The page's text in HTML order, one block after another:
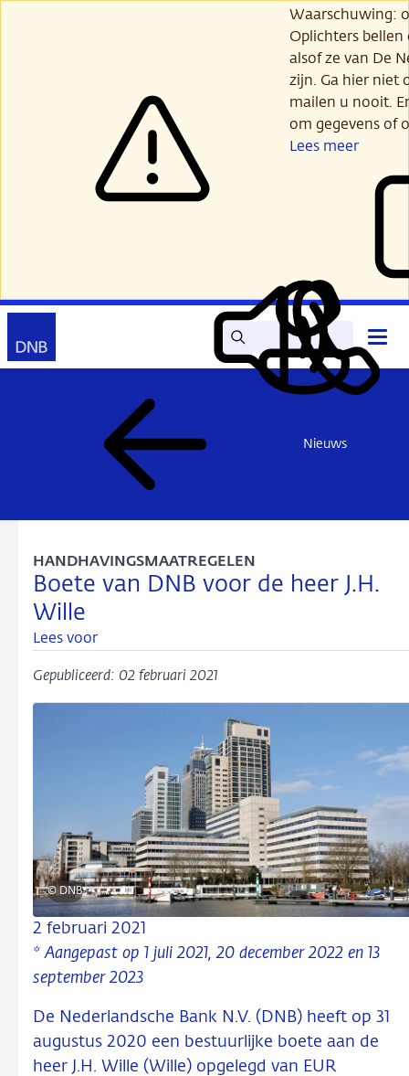
Waarschuwing:
Oplichters
alsof ze van De
zijn. Ga hier niet
mailen u nooit.
om gegevens of
Lees meer
Zoek Lees
voor
Mijn
DNB
Contact
Nieuws
Boete van DNB voor de heer J.H.
Wille
HANDHAVINGSMAATREGELEN
Lees voor
Gepubliceerd: 02 februari 2021
© DNB
2 februari 2021
* Aangepast op 1 juli 2021, 20 december 2022 en 13
september 2023
De Nederlandsche Bank N.V. (DNB) heeft op 31
augustus 2020 een bestuurlijke boete aan de
heer J.H. Wille (Wille) opgelegd van EUR